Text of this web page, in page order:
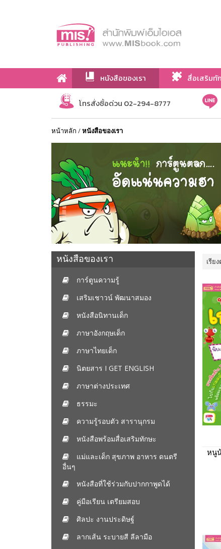
หนังสือของเรา สื่อเสริมทั
เกี่ยวกับเรา
โทรสั่งซื้อด่วน 02-294-8777
หน้าหลัก /หนังสือของเรา
หนังสือของเรา
การ์ตูนความรู้
เสริมเชาวน์ พัฒนาสมอง
หนังสือนิทานเด็ก
ภาษาอังกฤษเด็ก
ภาษาไทยเด็ก
นิตยสาร I GET ENGLISH
ภาษาต่างประเทศ
ธรรมะ
ความรู้รอบตัว สารานุกรม
หนังสือพร้อมสื่อเสริมทักษะ
แม่และเด็ก สุขภาพ อาหาร ดนตรี
อื่นๆ
หนังสือที่ใช้ร่วมกับปากกาพูดได้
คู่มือเรียน เตรียมสอบ
ศิลปะ งานประดิษฐ์
ลากเส้น ระบายสี ลีลามือ
เรีย
หนู